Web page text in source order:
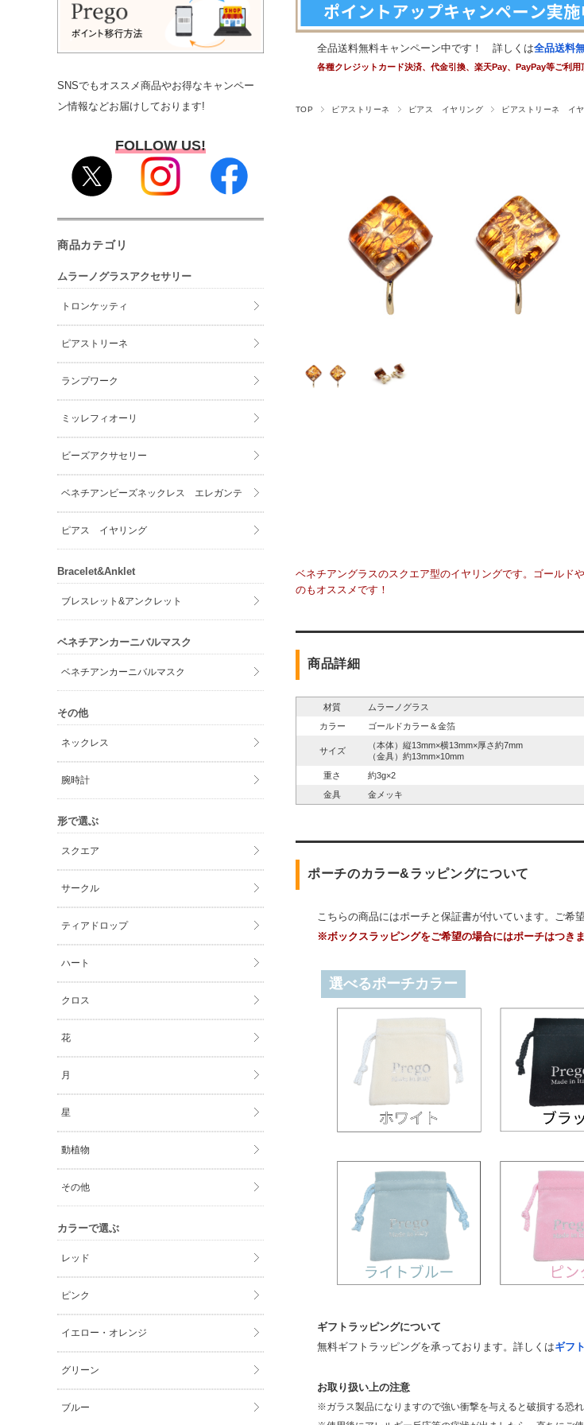
全品送料無料キャンペーン中です！ 詳しくは全品送料
各種クレジットカード決済、代金引換、楽天Pay、PayPay等ご利用
TOP ピアストリーネ ピアス イヤリング ピアストリーネ イ
ベネチアングラスのスクエア型のイヤリングです。ゴールド
のもオススメです！
商品詳細
材質
ムラーノグラス
カラー
ゴールドカラー＆金箔
サイズ
（本体）縦13mm×横13mm×厚さ約7mm
（金具）約13mm×10mm
重さ
約3g×2
金具
金メッキ
ポーチのカラー&ラッピングについて
こちらの商品にはポーチと保証書が付いています。ご希
※ボックスラッピングをご希望の場合にはポーチはつきま
選べるポーチカラー
ギフトラッピングについて
無料ギフトラッピングを承っております。詳しくはギフ
お取り扱い上の注意
※ガラス製品になりますので強い衝撃を与えると破損する恐れ
SNSでもオススメ商品やお得なキャンペー
ン情報などお届けしております!
FOLLOW US!
商品カテゴリ
ムラーノグラスアクセサリー
トロンケッティ
ピアストリーネ
ランプワーク
ミッレフィオーリ
ビーズアクサセリー
ベネチアンビーズネックレス エレガンテ
ピアス イヤリング
Bracelet&Anklet
ブレスレット&アンクレット
ベネチアンカーニバルマスク
ベネチアンカーニバルマスク
その他
ネックレス
腕時計
形で選ぶ
スクエア
サークル
ティアドロップ
ハート
クロス
花
月
星
動植物
その他
カラーで選ぶ
レッド
ピンク
イエロー・オレンジ
グリーン
ブルー